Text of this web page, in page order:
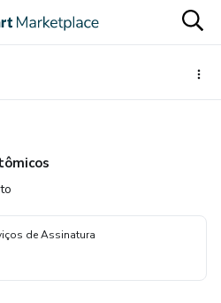
de Assinatura